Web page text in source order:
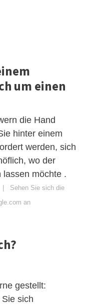
um einen
die Hand
hinter einem
werden, sich
wo der
lassen möchte .
| Sehen Sie sich die
an
gestellt:
sich